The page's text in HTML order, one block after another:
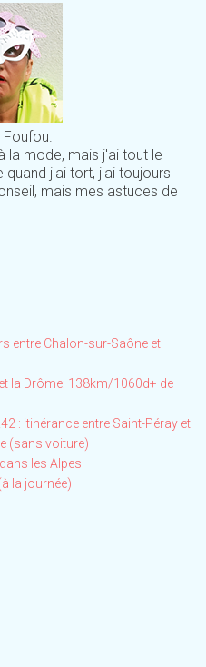
la mode, mais j'ai tout le
j'ai tort, j'ai toujours
mais mes astuces de
entre Chalon-sur-Saône et
la Drôme: 138km/1060d+ de
: itinérance entre Saint-Péray et
(sans voiture)
les Alpes
la journée)